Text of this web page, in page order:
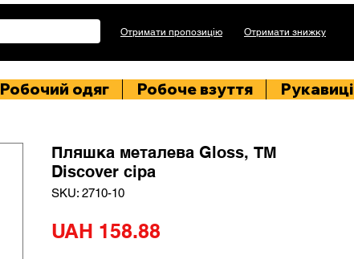
Отримати пропозицію Отримати знижку
Робочий одяг Робоче взуття Рукавиці
Пляшка металева Gloss, ТМ
Discover сіра
SKU: 2710-10
UAH 158.88